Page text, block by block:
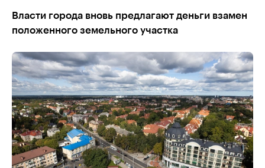
Власти города вновь предлагают деньги взамен
положенного земельного участка